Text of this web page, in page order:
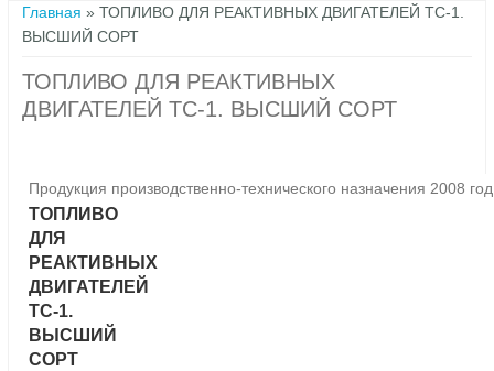
Вы здесь
Главная » ТОПЛИВО ДЛЯ РЕАКТИВНЫХ ДВИГАТЕЛЕЙ ТС-1.
ВЫСШИЙ СОРТ
ТОПЛИВО ДЛЯ РЕАКТИВНЫХ
ДВИГАТЕЛЕЙ ТС-1. ВЫСШИЙ СОРТ
Продукция производственно-технического назначения 2008 год
ТОПЛИВО
ДЛЯ
РЕАКТИВНЫХ
ДВИГАТЕЛЕЙ
ТС-1.
ВЫСШИЙ
СОРТ